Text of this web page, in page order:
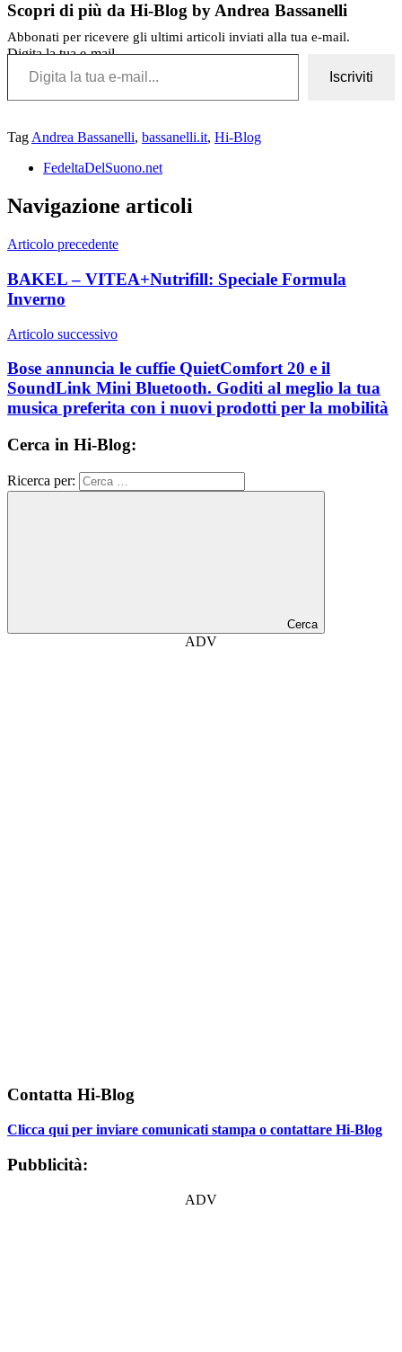
Scopri di più da Hi-Blog by Andrea Bassanelli
Abbonati per ricevere gli ultimi articoli inviati alla tua e-mail.
Digita la tua e-mail...
Iscriviti
Tag Andrea Bassanelli, bassanelli.it, Hi-Blog
FedeltaDelSuono.net
Navigazione articoli
Articolo precedente
BAKEL – VITEA+Nutrifill: Speciale Formula
Inverno
Articolo successivo
Bose annuncia le cuffie QuietComfort 20 e il
SoundLink Mini Bluetooth. Goditi al meglio la tua
musica preferita con i nuovi prodotti per la mobilità
Cerca in Hi-Blog:
Ricerca per:
Cerca
ADV
Contatta Hi-Blog
Clicca qui per inviare comunicati stampa o contattare Hi-Blog
Pubblicità:
ADV